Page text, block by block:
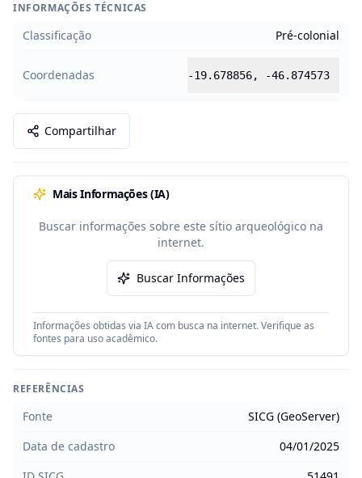
INFORMAÇÕES TÉCNICAS
Classificação Pré-colonial
Coordenadas -19.678856, -46.874573
Compartilhar
Mais Informações (IA)
Buscar informações sobre este sítio arqueológico na
internet.
Buscar Informações
Informações obtidas via IA com busca na internet. Verifique as
fontes para uso acadêmico.
REFERÊNCIAS
Fonte
SICG (GeoServer)
Data de cadastro
04/01/2025